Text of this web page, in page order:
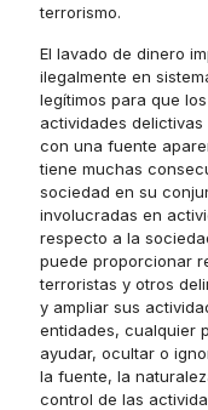
terrorismo.
El lavado de dinero
ilegalmente en
legítimos para que
actividades
con una fuente
tiene muchas
sociedad en su
involucradas en
respecto a la
puede proporcionar
terroristas y otros
y ampliar sus
entidades, cualquier
ayudar, ocultar o
la fuente, la
control de las